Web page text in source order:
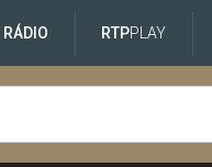
RÁDIO RTPPLAY